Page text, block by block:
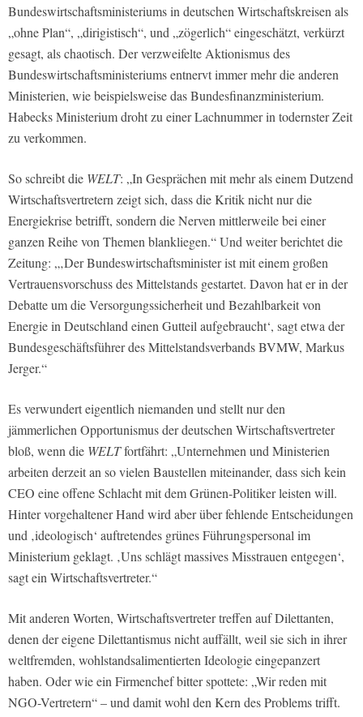
Bundeswirtschaftsministeriums in deutschen Wirtschaftskreisen als
„ohne Plan“, „dirigistisch“, und „zögerlich“ eingeschätzt, verkürzt
gesagt, als chaotisch. Der verzweifelte Aktionismus des
Bundeswirtschaftsministeriums entnervt immer mehr die anderen
Ministerien, wie beispielsweise das Bundesfinanzministerium.
Habecks Ministerium droht zu einer Lachnummer in todernster Zeit
zu verkommen.
So schreibt die WELT: „In Gesprächen mit mehr als einem Dutzend
Wirtschaftsvertretern zeigt sich, dass die Kritik nicht nur die
Energiekrise betrifft, sondern die Nerven mittlerweile bei einer
ganzen Reihe von Themen blankliegen.“ Und weiter berichtet die
Zeitung: „‚Der Bundeswirtschaftsminister ist mit einem großen
Vertrauensvorschuss des Mittelstands gestartet. Davon hat er in der
Debatte um die Versorgungssicherheit und Bezahlbarkeit von
Energie in Deutschland einen Gutteil aufgebraucht‘, sagt etwa der
Bundesgeschäftsführer des Mittelstandsverbands BVMW, Markus
Jerger.“
Es verwundert eigentlich niemanden und stellt nur den
jämmerlichen Opportunismus der deutschen Wirtschaftsvertreter
bloß, wenn die WELTfortfährt: „Unternehmen und Ministerien
arbeiten derzeit an so vielen Baustellen miteinander, dass sich kein
CEO eine offene Schlacht mit dem Grünen-Politiker leisten will.
Hinter vorgehaltener Hand wird aber über fehlende Entscheidungen
und ‚ideologisch‘ auftretendes grünes Führungspersonal im
Ministerium geklagt. ‚Uns schlägt massives Misstrauen entgegen‘,
sagt ein Wirtschaftsvertreter.“
Mit anderen Worten, Wirtschaftsvertreter treffen auf Dilettanten,
denen der eigene Dilettantismus nicht auffällt, weil sie sich in ihrer
weltfremden, wohlstandsalimentierten Ideologie eingepanzert
haben. Oder wie ein Firmenchef bitter spottete: „Wir reden mit
NGO-Vertretern“ – und damit wohl den Kern des Problems trifft.